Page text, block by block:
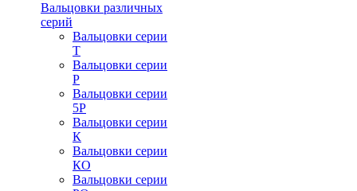
Вальцовки различных
серий
Вальцовки серии
Т
Вальцовки серии
Р
Вальцовки серии
5Р
Вальцовки серии
К
Вальцовки серии
КО
Вальцовки серии